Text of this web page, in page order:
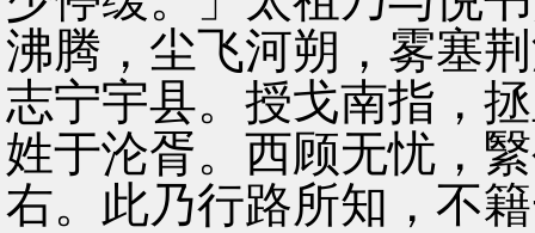
沸腾，尘飞河朔，雾塞
志宁宇县。授戈南指，
姓于沦胥。西顾无忧，
右。此乃行路所知，不